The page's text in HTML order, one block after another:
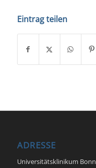
Eintrag teilen
ADRESSE
Universitätsklinikum Bonn